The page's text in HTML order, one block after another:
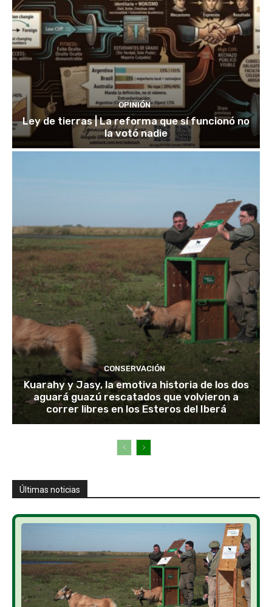
OPINIÓN
Ley de tierras | La reforma que sí funcionó no
la votó nadie
CONSERVACIÓN
Kuarahy y Jasy, la emotiva historia de los dos
aguará guazú rescatados que volvieron a
correr libres en los Esteros del Iberá
Últimas noticias